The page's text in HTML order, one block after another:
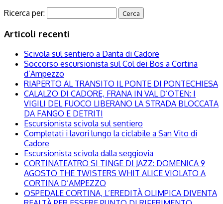
Ricerca per:
Articoli recenti
Scivola sul sentiero a Danta di Cadore
Soccorso escursionista sul Col dei Bos a Cortina
d’Ampezzo
RIAPERTO AL TRANSITO IL PONTE DI PONTECHIESA
CALALZO DI CADORE, FRANA IN VAL D’OTEN: I
VIGILI DEL FUOCO LIBERANO LA STRADA BLOCCATA
DA FANGO E DETRITI
Escursionista scivola sul sentiero
Completati i lavori lungo la ciclabile a San Vito di
Cadore
Escursionista scivola dalla seggiovia
CORTINATEATRO SI TINGE DI JAZZ: DOMENICA 9
AGOSTO THE TWISTERS WHIT ALICE VIOLATO A
CORTINA D’AMPEZZO
OSPEDALE CORTINA, L’EREDITÀ OLIMPICA DIVENTA